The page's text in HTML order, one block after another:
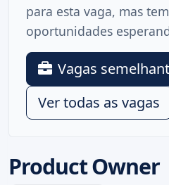
Product Owner
para esta vaga, mas
oportunidades
Vagas
Ver todas as vagas